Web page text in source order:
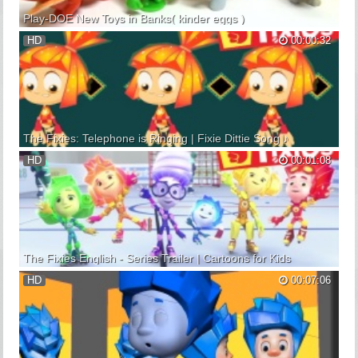
Play-DOE New Toys in Banks( kinder eggs )
Unboxing 6 kinder egg play-DOE and learning lessons for
children. Learn the colours and replaces the toys. ❤Come on in
all are WELCOME!! 快进来所有人都 . The Fixies: Fixie-Dittie
Hockey's Our Game The Fixies: Fixie-Dittie My Smart Phone
The...
00:00:32
HD
The Fixies: Telephone is Ringing | Fixie Dittie Song ♪
The telephone is ringing! ► Subscribe to The Fixies:
http://bit.ly/25jzzth ► Visit our website!
http://www.thefixies.com/ A light bulb flickers then comes on
full! A car won’t start, but then just revs to life! A broken doorbell
su...
00:01:08
HD
The Fixies English - Series Trailer | Cartoons for Kids
Fixie-Dittie-karaoke "On Christmas Eve" (From the hit series
“The Fixies”)On Christmas Eve,On Christmas Eve,On
Christmas EveOur spirit’s lighter.And on the tree,And on the
treeOn Christmas EveThe lights burn brighter.Every year when
no one ...
00:07:06
HD